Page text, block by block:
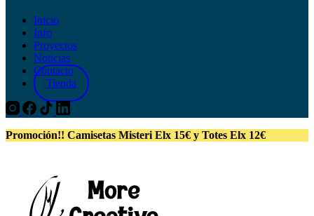
Inicio
Info
Proyectos
Noticias
Contacto
Tienda
Promoción!! Camisetas Misteri Elx 15€ y Totes Elx 12€